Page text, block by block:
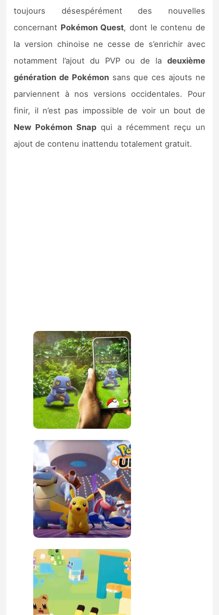
toujours désespérément des nouvelles
concernant Pokémon Quest, dont le contenu de
la version chinoise ne cesse de s’enrichir avec
notamment l’ajout du PVP ou de la deuxième
génération de Pokémonsans que ces ajouts ne
parviennent à nos versions occidentales. Pour
finir, il n’est pas impossible de voir un bout de
New Pokémon Snap qui a récemment reçu un
ajout de contenu inattendu totalement gratuit.